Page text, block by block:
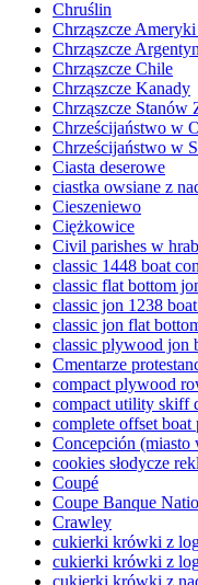
Chruślin
Chrząszcze
Chrząszcze
Chrząszcze Chile
Chrząszcze Kanady
Chrząszcze Stanów
Chrześcijaństwo w
Chrześcijaństwo w
Ciasta deserowe
ciastka owsiane z
Cieszeniewo
Ciężkowice
Civil parishes w
classic 1448 boat
classic flat bottom
classic jon 1238
classic jon flat
classic plywood jon
Cmentarze
compact plywood
compact utility skiff
complete offset boat
Concepción (miasto
cookies słodycze
Coupé
Coupe Banque
Crawley
cukierki krówki z
cukierki krówki z
cukierki krówki z